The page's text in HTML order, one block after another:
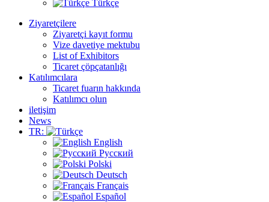
Türkçe
Ziyaretçilere
Ziyaretçi kayıt formu
Vize davetiye mektubu
List of Exhibitors
Ticaret çöpçatanlığı
Katılımcılara
Ticaret fuarın hakkında
Katılımcı olun
iletişim
News
TR:
English
Русский
Polski
Deutsch
Français
Español